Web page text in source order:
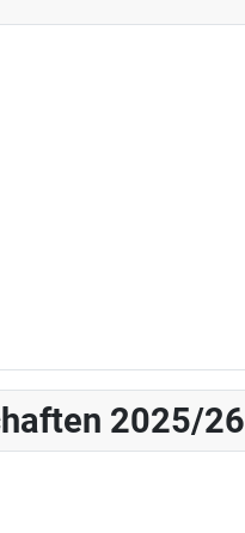
2025/26